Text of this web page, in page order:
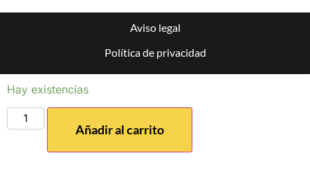
Hay existencias
Añadir al carrito
Aviso legal
Política de privacidad
Política de cookies
Mapa del sitio